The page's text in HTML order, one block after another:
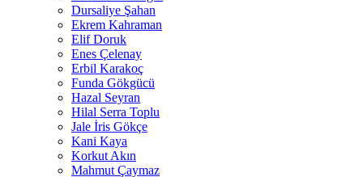
Dursaliye Şahan
Ekrem Kahraman
Elif Doruk
Enes Çelenay
Erbil Karakoç
Funda Gökgücü
Hazal Seyran
Hilal Serra Toplu
Jale İris Gökçe
Kani Kaya
Korkut Akın
Mahmut Çaymaz